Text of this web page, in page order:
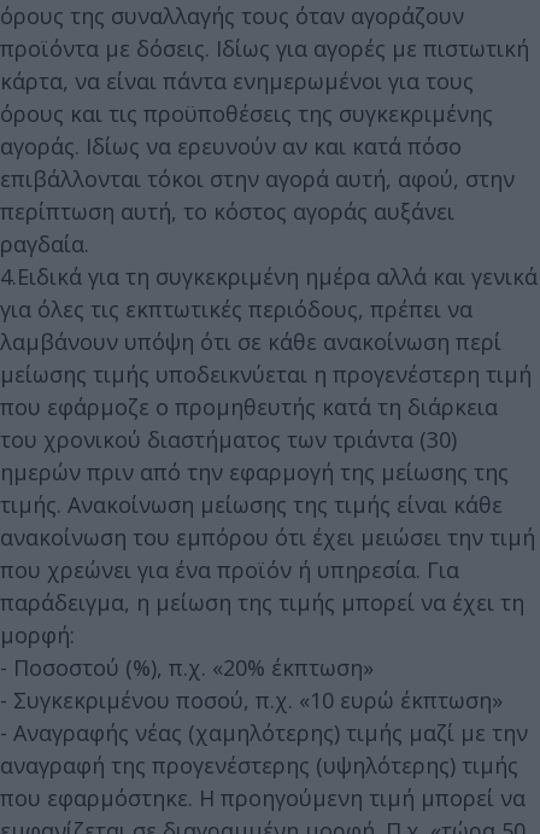
όρους της συναλλαγής τους όταν αγοράζουν
προϊόντα με δόσεις. Ιδίως για αγορές με πιστωτική
κάρτα, να είναι πάντα ενημερωμένοι για τους
όρους και τις προϋποθέσεις της συγκεκριμένης
αγοράς. Ιδίως να ερευνούν αν και κατά πόσο
επιβάλλονται τόκοι στην αγορά αυτή, αφού, στην
περίπτωση αυτή, το κόστος αγοράς αυξάνει
ραγδαία.
4.Ειδικά για τη συγκεκριμένη ημέρα αλλά και γενικά
για όλες τις εκπτωτικές περιόδους, πρέπει να
λαμβάνουν υπόψη ότι σε κάθε ανακοίνωση περί
μείωσης τιμής υποδεικνύεται η προγενέστερη τιμή
που εφάρμοζε ο προμηθευτής κατά τη διάρκεια
του χρονικού διαστήματος των τριάντα (30)
ημερών πριν από την εφαρμογή της μείωσης της
τιμής. Ανακοίνωση μείωσης της τιμής είναι κάθε
ανακοίνωση του εμπόρου ότι έχει μειώσει την τιμή
που χρεώνει για ένα προϊόν ή υπηρεσία. Για
παράδειγμα, η μείωση της τιμής μπορεί να έχει τη
μορφή:
- Ποσοστού (%), π.χ. «20% έκπτωση»
- Συγκεκριμένου ποσού, π.χ. «10 ευρώ έκπτωση»
- Αναγραφής νέας (χαμηλότερης) τιμής μαζί με την
αναγραφή της προγενέστερης (υψηλότερης) τιμής
που εφαρμόστηκε. Η προηγούμενη τιμή μπορεί να